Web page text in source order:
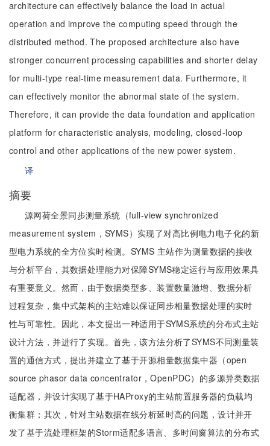
architecture can effectively balance the load in actual
operation and improve the computing speed through the
distributed method. The proposed architecture also have
stronger concurrent processing capabilities and shorter delay
for multi-type real-time measurement data. Furthermore, it
can effectively monitor the abnormal state of the system.
Therefore, it can provide the data foundation and application
platform for characteristic analysis, modeling, closed-loop
control and other applications of the new power system.
译
摘要
源网荷全景同步测量系统（full-view synchronized
measurement system，SYMS）实现了对高比例电力电子化的新
型电力系统的全方位实时检测。SYMS 主站作为测量数据的接收
与分析平台，其数据处理能力对保障SYMS稳定运行与应用效果具
有重要意义。然而，由于数据类型多、装置数量激增、数据分析
过程复杂，集中式架构的主站难以保证同步相量数据处理的实时
性与可靠性。因此，本文提出一种适用于SYMS系统的分布式主站
设计方法，并进行了实现。首先，该方法分析了SYMS不同测量装
置的通信方式，提出并建立了基于开源相量数据集中器（open
source phasor data concentrator，OpenPDC）的多源异类数据
适配器，并设计实现了基于HAProxy的主站前置服务器的负载均
衡集群；其次，针对主站数据在线分析延时高的问题，设计并开
发了基于流处理框架的Storm适配多语言、多时间窗算法的分布式